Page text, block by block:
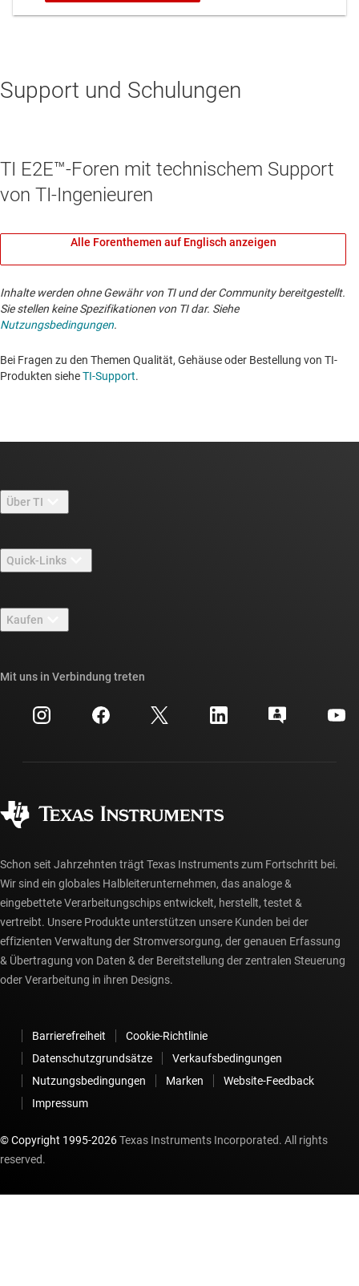
Support und Schulungen
TI E2E™-Foren mit technischem Support
von TI-Ingenieuren
Alle Forenthemen auf Englisch anzeigen
Inhalte werden ohne Gewähr von TI und der Community bereitgestellt.
Sie stellen keine Spezifikationen von TI dar. Siehe
Nutzungsbedingungen.
Bei Fragen zu den Themen Qualität, Gehäuse oder Bestellung von TI-
Produkten sieheTI-Support. ​​​​​​​​​​​​​​
Über TI
Stellenangebote
Newsroom
Veranstaltungen
Investorenbeziehungen
Quick-Links
TI E2E™-Design-Support-Foren
Querverweis-Suche
Kundensupportzentrum
myTI-Konto FAQs
Kaufen
Häufig gestellte Fragen zu Bestellungen
Mit uns in Verbindung treten
Schon seit Jahrzehnten trägt Texas Instruments zum Fortschritt bei.
Wir sind ein globales Halbleiterunternehmen, das analoge &
eingebettete Verarbeitungschips entwickelt, herstellt, testet &
vertreibt. Unsere Produkte unterstützen unsere Kunden bei der
effizienten Verwaltung der Stromversorgung, der genauen Erfassung
& Übertragung von Daten & der Bereitstellung der zentralen Steuerung
oder Verarbeitung in ihren Designs.
Barrierefreiheit
Cookie-Richtlinie
Datenschutzgrundsätze
Verkaufsbedingungen
Nutzungsbedingungen
Marken
Website-Feedback
Impressum
© Copyright 1995-2026Texas Instruments Incorporated. All rights
reserved.